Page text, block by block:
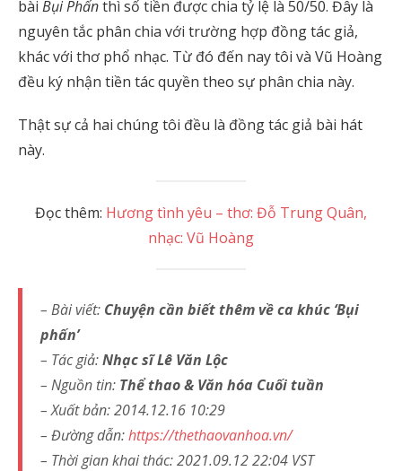
bài Bụi Phấnthì số tiền được chia tỷ lệ là 50/50. Đây là
nguyên tắc phân chia với trường hợp đồng tác giả,
khác với thơ phổ nhạc. Từ đó đến nay tôi và Vũ Hoàng
đều ký nhận tiền tác quyền theo sự phân chia này.
Thật sự cả hai chúng tôi đều là đồng tác giả bài hát
này.
Đọc thêm: Hương tình yêu – thơ: Đỗ Trung Quân,
nhạc: Vũ Hoàng
– Bài viết: Chuyện cần biết thêm về ca khúc ‘Bụi
phấn’
– Tác giả:Nhạc sĩ Lê Văn Lộc
– Nguồn tin: Thể thao & Văn hóa Cuối tuần
– Xuất bản: 2014.12.16 10:29
– Đường dẫn:https://thethaovanhoa.vn/
– Thời gian khai thác: 2021.09.12 22:04 VST